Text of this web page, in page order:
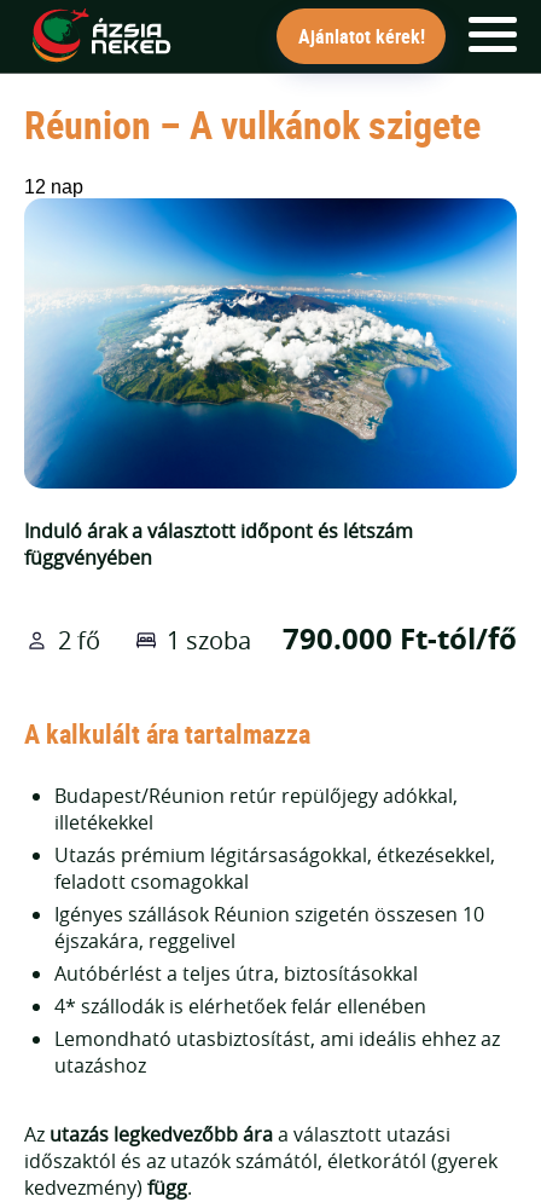
FŐOLDAL
UTAK
RÓLUNK
KÉPEK
Ajánlatot kérek!
Ajánlatot kérek!
"Az utakat tudjuk európai
Réunion – A vulkánok szigete
12 nap
Induló árak a választott időpont és létszám
függvényében
2 fő 1 szoba 790.000 Ft-tól/fő
A kalkulált ára tartalmazza
Budapest/Réunion retúr repülőjegy adókkal,
illetékekkel
Utazás prémium légitársaságokkal, étkezésekkel,
feladott csomagokkal
Igényes szállások Réunion szigetén összesen 10
éjszakára, reggelivel
Autóbérlést a teljes útra, biztosításokkal
4* szállodák is elérhetőek felár ellenében
Lemondható utasbiztosítást, ami ideális ehhez az
utazáshoz
Az utazás legkedvezőbb áraa választott utazási
időszaktól és az utazók számától, életkorától (gyerek
kedvezmény) függ.